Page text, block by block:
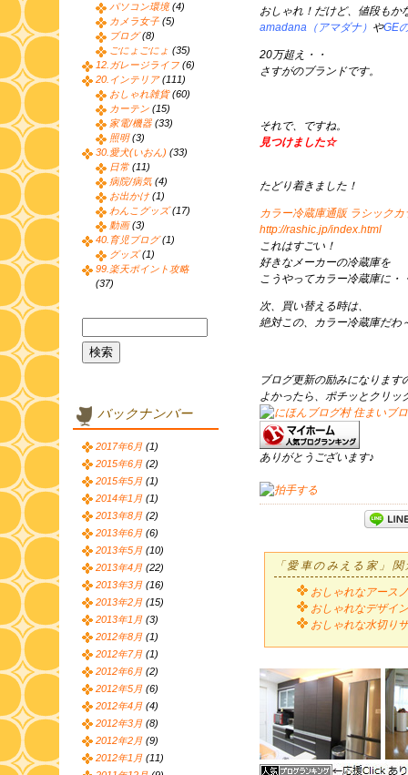
おしゃれ！だけど、値段もか
amadana（アマダナ） やGE
20万超え・・
さすがのブランドです。
それで、ですね。
見つけました☆
たどり着きました！
カラー冷蔵庫通販 ラシックカ
http://rashic.jp/index.html
これはすごい！
好きなメーカーの冷蔵庫を
こうやってカラー冷蔵庫に・
次、買い替える時は、
絶対この、カラー冷蔵庫だわ
ブログ更新の励みになります
よかったら、ポチッとクリッ
ありがとうございます♪
「愛車のみえる家」
おしゃれなアース
おしゃれなデザイ
おしゃれな水切り
パソコン環境(4)
カメラ女子 (5)
ブログ(8)
ごにょごにょ (35)
12.ガレージライフ (6)
20.インテリア(111)
おしゃれ雑貨(60)
カーテン (15)
家電/機器 (33)
照明(3)
30.愛犬(いおん) (33)
日常 (11)
病院/病気 (4)
お出かけ (1)
わんこグッズ(17)
動画(3)
40.育児ブログ(1)
グッズ(1)
99.楽天ポイント攻略
(37)
バックナンバー
2017年6月 (1)
2015年6月 (2)
2015年5月 (1)
2014年1月 (1)
2013年8月 (2)
2013年6月 (6)
2013年5月 (10)
2013年4月 (22)
2013年3月 (16)
2013年2月 (15)
2013年1月 (3)
2012年8月 (1)
2012年7月 (1)
2012年6月 (2)
2012年5月 (6)
2012年4月 (4)
2012年3月 (8)
2012年2月 (9)
2012年1月 (11)